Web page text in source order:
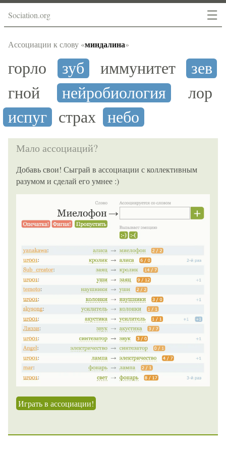
☰
Sociation.org
Ассоциации к слову «миндалина»
горло зуб иммунитет
зев
гной
нейробиология
лор
испуг страх небо
Мало ассоциаций?
Добавь свои! Сыграй в ассоциации с коллективным
разумом и сделай его умнее :)
Играть в ассоциации!